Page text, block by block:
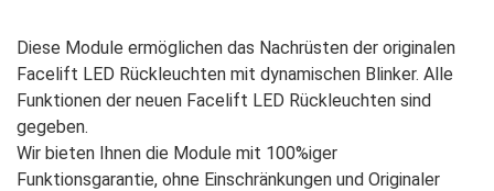
Diese Module ermöglichen das Nachrüsten der originalen
Facelift LED Rückleuchten mit dynamischen Blinker. Alle
Funktionen der neuen Facelift LED Rückleuchten sind
gegeben.
Wir bieten Ihnen die Module mit 100%iger
Funktionsgarantie, ohne Einschränkungen und Originaler